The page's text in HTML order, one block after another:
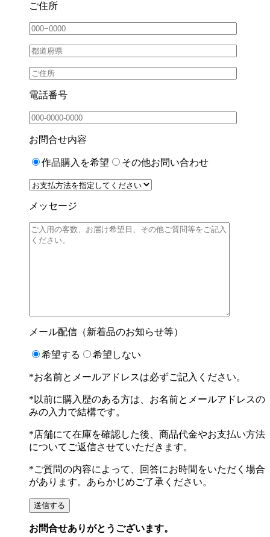
ご住所
電話番号
お問合せ内容
作品購入を希望 その他お問い合わせ
メッセージ
メール配信（新着品のお知らせ等）
希望する 希望しない
*お名前とメールアドレスは必ずご記入ください。
*以前に購入歴のある方は、お名前とメールアドレスの
みの入力で結構です。
*店舗にて在庫を確認した後、商品代金やお支払い方法
についてご返信させていただきます。
*ご質問の内容によって、回答にお時間をいただく場合
があります。あらかじめご了承ください。
お問合せありがとうございます。